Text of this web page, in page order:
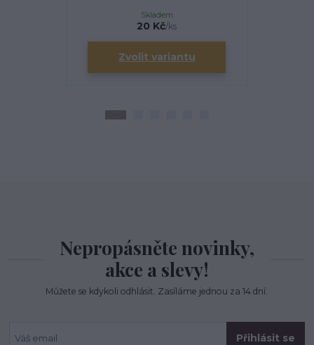
20 Kč/ks
Skladem
Zvolit variantu
Nepropásněte novinky,
akce a slevy!
Můžete se kdykoli odhlásit. Zasíláme jednou za 14 dní.
Přihlásit se